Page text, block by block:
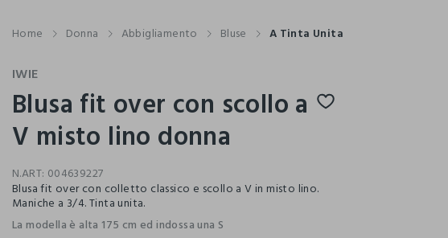
Home Donna Abbigliamento Bluse A Tinta Unita
IWIE
Blusa fit over con scollo a
V misto lino donna
N.ART: 004639227
Blusa fit over con colletto classico e scollo a V in misto lino.
Maniche a 3/4. Tinta unita.
La modella è alta 175 cm ed indossa una S